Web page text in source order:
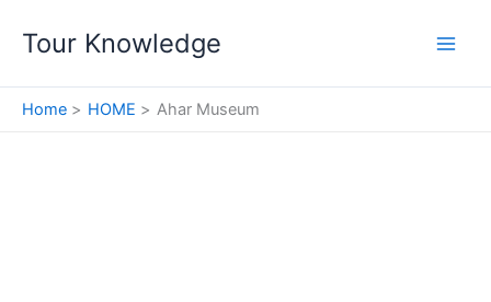
Tour Knowledge
Home HOME Ahar Museum